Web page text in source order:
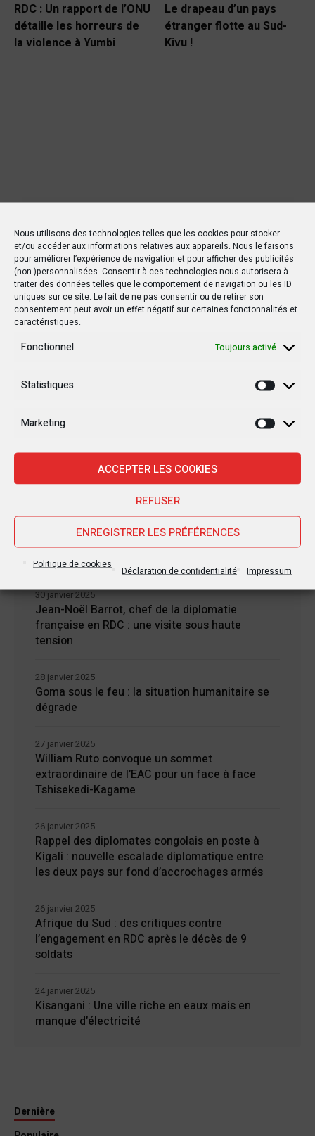
Nous utilisons des technologies telles que les cookies pour stocker
et/ou accéder aux informations relatives aux appareils. Nous le faisons
pour améliorer l’expérience de navigation et pour afficher des publicités
(non-)personnalisées. Consentir à ces technologies nous autorisera à
traiter des données telles que le comportement de navigation ou les ID
uniques sur ce site. Le fait de ne pas consentir ou de retirer son
consentement peut avoir un effet négatif sur certaines fonctonnalités et
caractéristiques.
Fonctionnel Toujours activé
Statistiques
Marketing
ACCEPTER LES COOKIES
REFUSER
ENREGISTRER LES PRÉFÉRENCES
Politique de cookies
Déclaration de confidentialité Impressum
RDC : Un rapport de l’ONU
détaille les horreurs de
la violence à Yumbi
Le drapeau d’un pays
étranger flotte au Sud-
Kivu !
Nouvelles Récentes
Jean-Noël Barrot, chef de la diplomatie
française en RDC : une visite sous haute
tension
30 janvier 2025
Goma sous le feu : la situation humanitaire se
dégrade
28 janvier 2025
William Ruto convoque un sommet
extraordinaire de l’EAC pour un face à face
Tshisekedi-Kagame
27 janvier 2025
Rappel des diplomates congolais en poste à
Kigali : nouvelle escalade diplomatique entre
les deux pays sur fond d’accrochages armés
26 janvier 2025
Afrique du Sud : des critiques contre
l’engagement en RDC après le décès de 9
soldats
26 janvier 2025
Kisangani : Une ville riche en eaux mais en
manque d’électricité
24 janvier 2025
Dernière